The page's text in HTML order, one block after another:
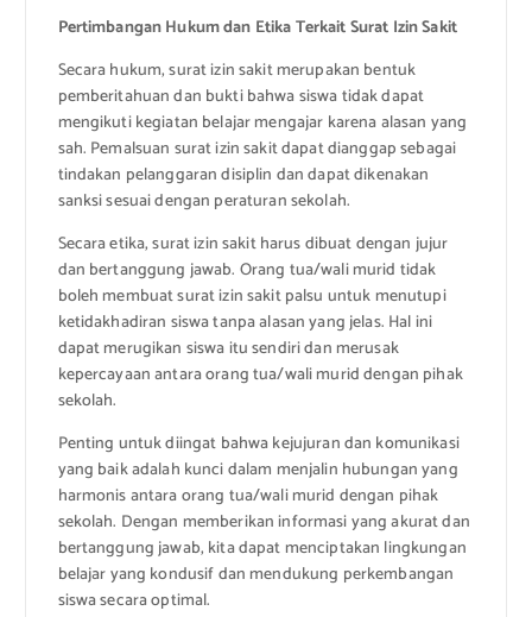
Pertimbangan Hukum dan Etika Terkait Surat Izin Sakit
Secara hukum, surat izin sakit merupakan bentuk
pemberitahuan dan bukti bahwa siswa tidak dapat
mengikuti kegiatan belajar mengajar karena alasan yang
sah. Pemalsuan surat izin sakit dapat dianggap sebagai
tindakan pelanggaran disiplin dan dapat dikenakan
sanksi sesuai dengan peraturan sekolah.
Secara etika, surat izin sakit harus dibuat dengan jujur
dan bertanggung jawab. Orang tua/wali murid tidak
boleh membuat surat izin sakit palsu untuk menutupi
ketidakhadiran siswa tanpa alasan yang jelas. Hal ini
dapat merugikan siswa itu sendiri dan merusak
kepercayaan antara orang tua/wali murid dengan pihak
sekolah.
Penting untuk diingat bahwa kejujuran dan komunikasi
yang baik adalah kunci dalam menjalin hubungan yang
harmonis antara orang tua/wali murid dengan pihak
sekolah. Dengan memberikan informasi yang akurat dan
bertanggung jawab, kita dapat menciptakan lingkungan
belajar yang kondusif dan mendukung perkembangan
siswa secara optimal.